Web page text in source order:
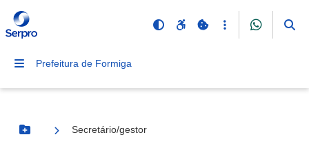
Prefeitura de Formiga
Botão Menu
Secretário/gestor